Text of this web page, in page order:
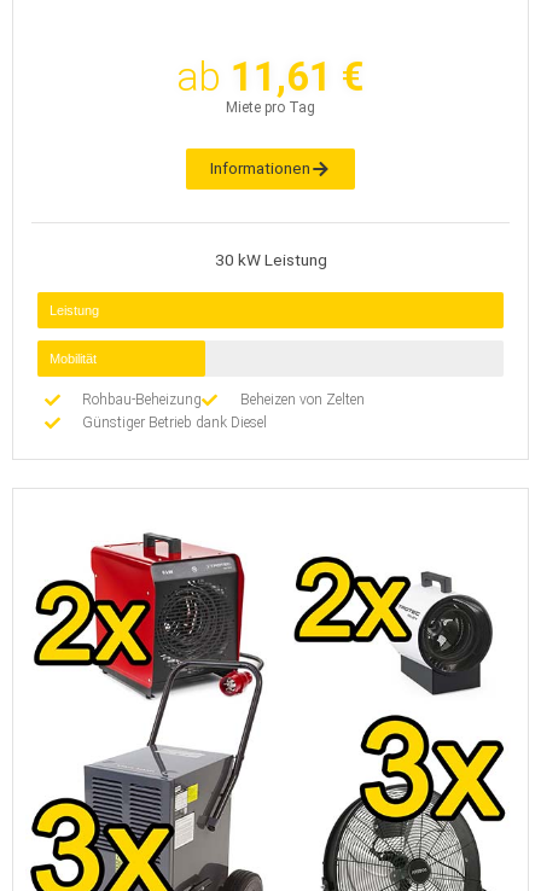
ab 11,61 €
Miete pro Tag
Informationen
30 kW Leistung
Leistung
Mobilität
Rohbau-Beheizung
Beheizen von Zelten
Günstiger Betrieb dank Diesel